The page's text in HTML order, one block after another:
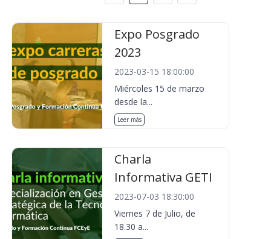
Expo Posgrado
2023
2023-03-15 18:00:00
Miércoles 15 de marzo
desde la...
Leer más
Charla
Informativa GETI
2023-07-03 18:30:00
Viernes 7 de Julio, de
18.30 a...